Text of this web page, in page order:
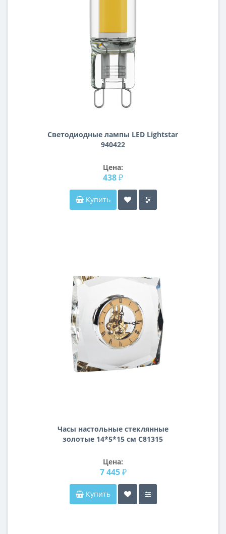
Светодиодные лампы LED Lightstar
940422
Цена:
438 ₽
Купить
Часы настольные стеклянные
золотые 14*5*15 см C81315
Цена:
7 445 ₽
Купить